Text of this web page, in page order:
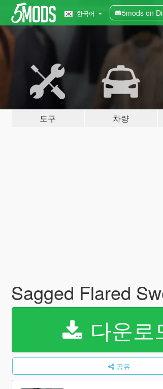
한국어 5mods on
도구 차량
Sagged Flared
다운로
공유